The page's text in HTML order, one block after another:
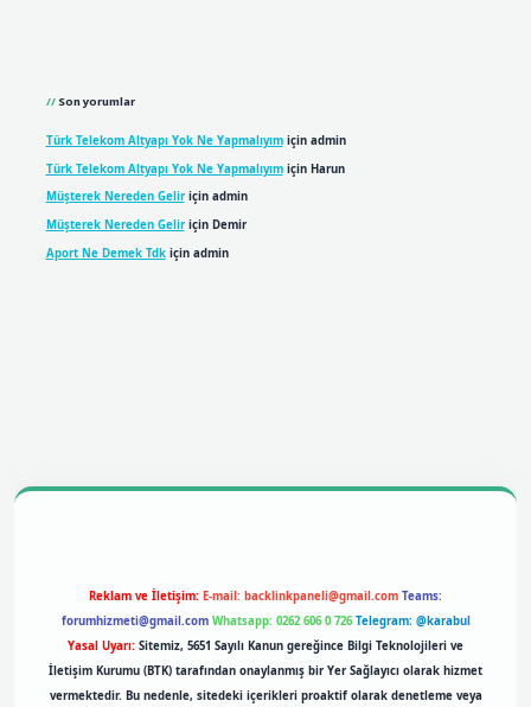
Son yorumlar
Türk Telekom Altyapı Yok Ne Yapmalıyımiçin admin
Türk Telekom Altyapı Yok Ne Yapmalıyımiçin Harun
Müşterek Nereden Geliriçin admin
Müşterek Nereden Geliriçin Demir
Aport Ne Demek Tdkiçin admin
Reklam ve İletişim: E-mail: backlinkpaneli@gmail.com Teams:
forumhizmeti@gmail.com Whatsapp: 0262 606 0 726 Telegram: @karabul
Yasal Uyarı: Sitemiz, 5651 Sayılı Kanun gereğince Bilgi Teknolojileri ve
İletişim Kurumu (BTK) tarafından onaylanmış bir Yer Sağlayıcı olarak hizmet
vermektedir. Bu nedenle, sitedeki içerikleri proaktif olarak denetleme veya